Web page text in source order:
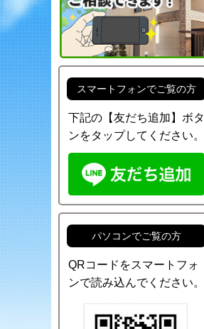
スマートフォンでご覧の方
下記の【友だち追加】ボタ
ンをタップしてください。
パソコンでご覧の方
QRコードをスマートフォ
ンで読み込んでください。